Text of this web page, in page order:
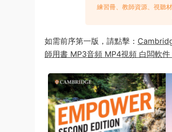
練習冊、教師資源、視聽
如需前序第一版，請點擊：
師用書 MP3音頻 MP4視頻 白闆軟